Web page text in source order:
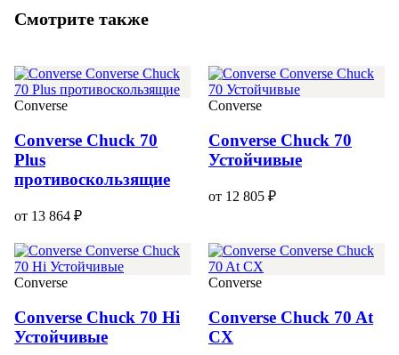
Смотрите также
Converse
Converse Chuck 70
Plus
противоскользящие
от 13 864 ₽
Converse
Converse Chuck 70
Устойчивые
от 12 805 ₽
Converse
Converse Chuck 70 Hi
Устойчивые
Converse
Converse Chuck 70 At
CX